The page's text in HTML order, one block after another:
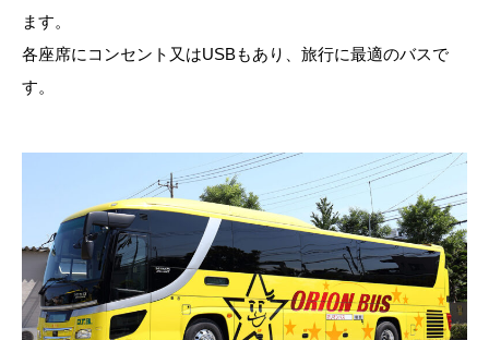
ます。
各座席にコンセント又はUSBもあり、旅行に最適のバスで
す。